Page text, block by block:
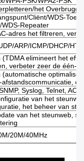
het
Cliënt/WDS-
WDS-Repeater
adres het filtreren,
ARP/ICMP/DHCP/
(TDMA elimineert het
verbeter zeer de één-
(automatische
afstandscommunicatie,
Syslog, Telnet, AC
van het
het beheer van
van het steunweb,
20M/40MHz